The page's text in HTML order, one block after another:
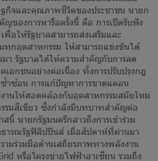
กิจและคุณภาพชีวิตของประชาชน นายก
ญของการหารือครั้งนี้ คือ การเปิดรับฟัง
อให้รัฐบาลสามารถส่งเสริมและ
กอุตสาหกรรม ให้สามารถแข่งขันได้
า รัฐบาลได้ให้ความสำคัญกับการลด
เอกชนอย่างต่อเนื่อง ทั้งการปรับปรุงกฎ
ำซ้อน การแก้ปัญหาการขาดแคลน
านให้สอดคล้องกับอุตสาหกรรมสมัยใหม่
รมสีเขียว ซึ่งกำลังมีบทบาทสำคัญต่อ
นี้ นายกรัฐมนตรีกล่าวถึงการเข้าร่วม
ารณรัฐฟิลิปปินส์ เมื่อสัปดาห์ที่ผ่านมา
มร่วมมือด้านเสถียรภาพทางพลังงาน
หรือโครงข่ายไฟฟ้าอาเซียน รวมถึง